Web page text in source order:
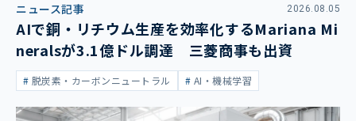
ニュース記事 2026.08.05
AIで銅・リチウム生産を効率化するMariana Mi
neralsが3.1億ドル調達 三菱商事も出資
脱炭素・カーボンニュートラル AI・機械学習